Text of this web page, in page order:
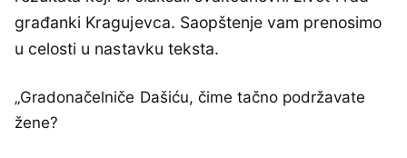
građanki Kragujevca. Saopštenje vam prenosimo
u celosti u nastavku teksta.
„Gradonačelniče Dašiću, čime tačno podržavate
žene?